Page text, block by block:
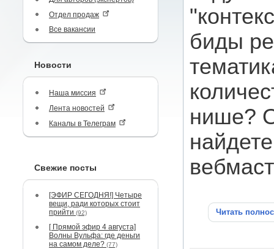
Отдел продаж
Все вакансии
Новости
Наша миссия
Лента новостей
Каналы в Телеграм
Свежие посты
[ЭФИР СЕГОДНЯ!] Четыре
вещи, ради которых стоит
прийти (92)
[ Прямой эфир 4 августа]
Волны Вульфа: где деньги
на самом деле? (77)
биды
нише?
Читать